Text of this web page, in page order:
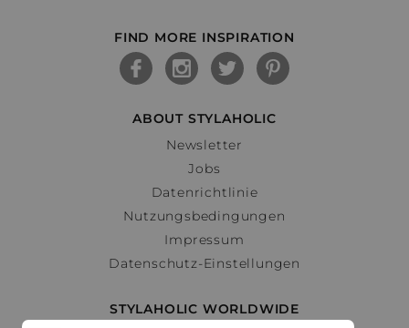
FIND MORE INSPIRATION
ABOUT STYLAHOLIC
Newsletter
Jobs
Datenrichtlinie
Nutzungsbedingungen
Impressum
Datenschutz-Einstellungen
STYLAHOLIC WORLDWIDE